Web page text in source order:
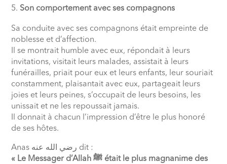
Son comportement avec ses compagnons
Sa conduite avec ses compagnons était empreinte de
noblesse et d’affection.
Il se montrait humble avec eux, répondait à leurs
invitations, visitait leurs malades, assistait à leurs
funérailles, priait pour eux et leurs enfants, leur souriait
constamment, plaisantait avec eux, partageait leurs
joies et leurs peines, s’occupait de leurs besoins, les
unissait et ne les repoussait jamais.
Il donnait à chacun l’impression d’être le plus honoré
de ses hôtes.
Anas رضي الله عنه dit :
« Le Messager d’Allahﷺ était le plus magnanime des